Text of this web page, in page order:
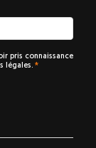
pris connaissance